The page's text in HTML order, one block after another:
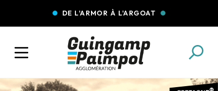
DE L'ARMOR À L'ARGOAT
COLLECTE DES DÉCHETS EAU ET ASSAINISSEMENT